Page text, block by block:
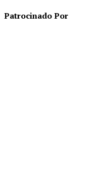
Patrocinado Por